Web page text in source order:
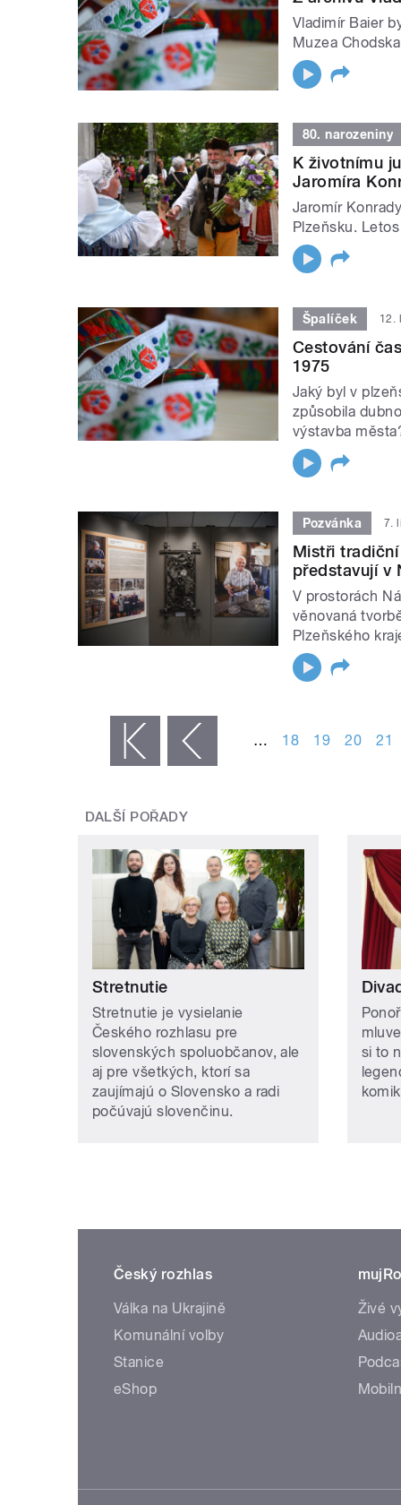
Vladimír Baier
Muzea
80. narozeniny
K životnímu
Jaromíra
Jaromír
Plzeňsku.
Špalíček 12.
Cestování
1975
Jaký byl v
způsobila
výstavba
Pozvánka 7.
Mistři
představují v
V prostorách
věnovaná
Plzeňského
‹ předchozí … 18 19 20 21
DALŠÍ POŘADY
Stretnutie
Stretnutie je vysielanie
Českého rozhlasu pre
slovenských spoluobčanov, ale
aj pre všetkých, ktorí sa
zaujímajú o Slovensko a radi
počúvajú slovenčinu.
si to
Český rozhlas
Válka na Ukrajině
Komunální volby
Stanice
eShop
Živé